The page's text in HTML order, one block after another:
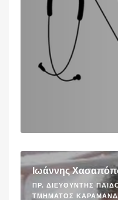
Ιωάννης
ΠΡ. ΔΙΕΥΘΥΝΤΉΣ
ΤΜΉΜΑΤΟΣ